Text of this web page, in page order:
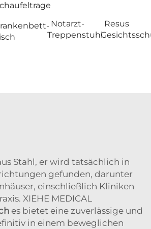
Notarzt-
Treppenstuhl
Resus
Stahl, er wird tatsächlich in
gefunden, darunter
einschließlich Kliniken
XIEHE MEDICAL
es bietet eine zuverlässige und
in einem beweglichen